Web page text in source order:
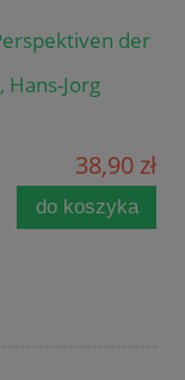
der
Jorg
38,90 zł
do koszyka